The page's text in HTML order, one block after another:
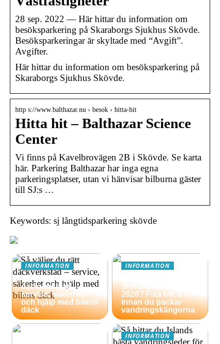
28 sep. 2022 — Här hittar du information om
besöksparkering på Skaraborgs Sjukhus Skövde.
Besöksparkeringar är skyltade med “Avgift”.
Avgifter.
Här hittar du information om besöksparkering på
Skaraborgs Sjukhus Skövde.
http s://www.balthazar.nu › besok › hitta-hit
Hitta hit – Balthazar Science
Center
Vi finns på Kavelbrovägen 2B i Skövde. Se karta
här. Parkering Balthazar har inga egna
parkeringsplatser, utan vi hänvisar bilburna gäster
till SJ:s …
Keywords: sj långtidsparkering skövde
INFORMATION
Så väljer du rätt
däckverkstad –
service, säkerhet
och hjälp med bilens
däck
INFORMATION
Storbritannien
2026? Fixa UK ETA
innan du packar
vandringskängorna
INFORMATION